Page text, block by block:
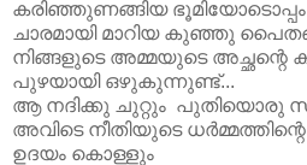
കരിഞ്ഞുണങ്ങിയ ഭൂമിയോടൊപ്പം
ചാരമായി മാറിയ കുഞ്ഞു
നിങ്ങളുടെ അമ്മയുടെ അച്ഛന്റെ
പുഴയായി ഒഴുകുന്നുണ്ട്...
ആ നദിക്കു ചുറ്റും പുതിയൊരു
അവിടെ നീതിയുടെ
ഉദയം കൊള്ളും